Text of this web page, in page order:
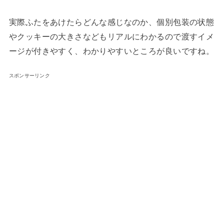
実際ふたをあけたらどんな感じなのか、個別包装の状態
やクッキーの大きさなどもリアルにわかるので渡すイメ
ージが付きやすく、わかりやすいところが良いですね。
スポンサーリンク